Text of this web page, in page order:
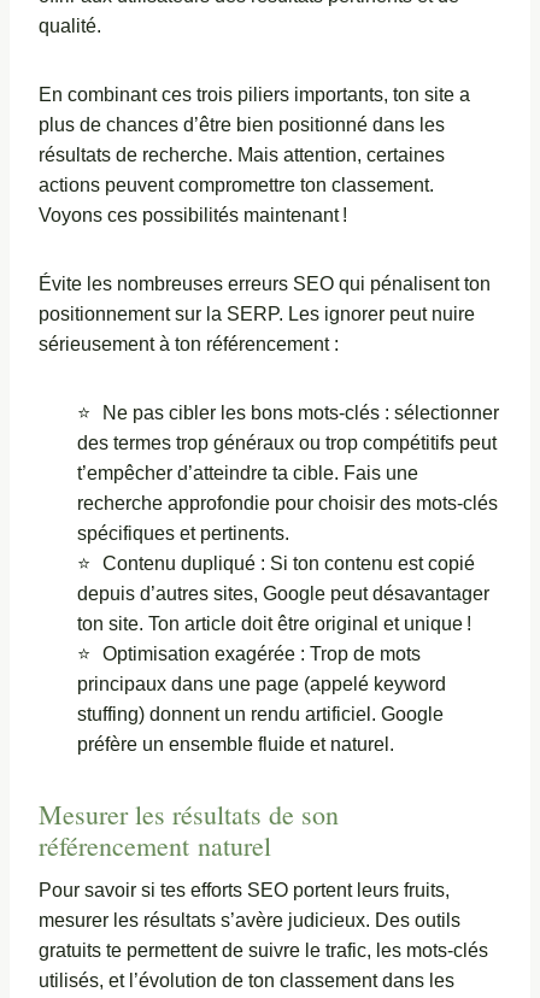
qualité.
En combinant ces trois piliers importants, ton site a
plus de chances d’être bien positionné dans les
résultats de recherche. Mais attention, certaines
actions peuvent compromettre ton classement.
Voyons ces possibilités maintenant !
Évite les nombreuses erreurs SEO qui pénalisent ton
positionnement sur la SERP. Les ignorer peut nuire
sérieusement à ton référencement :
Ne pas cibler les bons mots-clés : sélectionner
des termes trop généraux ou trop compétitifs peut
t’empêcher d’atteindre ta cible. Fais une
recherche approfondie pour choisir des mots-clés
spécifiques et pertinents.
Contenu dupliqué : Si ton contenu est copié
depuis d’autres sites, Google peut désavantager
ton site. Ton article doit être original et unique !
Optimisation exagérée : Trop de mots
principaux dans une page (appelé keyword
stuffing) donnent un rendu artificiel. Google
préfère un ensemble fluide et naturel.
Mesurer les résultats de son
référencement naturel
Pour savoir si tes efforts SEO portent leurs fruits,
mesurer les résultats s’avère judicieux. Des outils
gratuits te permettent de suivre le trafic, les mots-clés
utilisés, et l’évolution de ton classement dans les